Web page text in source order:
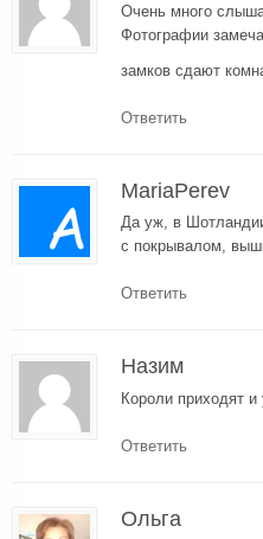
Очень много
Фотографии
замков сдают
Ответить
MariaPerev
Да уж, в
с покрывалом,
Ответить
Назим
Короли приходят
Ответить
Ольга